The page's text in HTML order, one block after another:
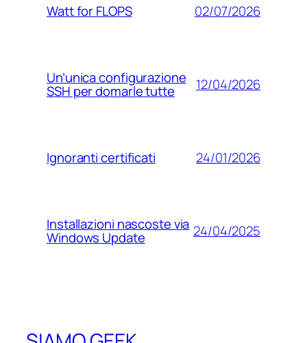
Watt for FLOPS 02/07/2026
Un’unica configurazione
SSH per domarle tutte 12/04/2026
Ignoranti certificati 24/01/2026
Installazioni nascoste via
Windows Update 24/04/2025